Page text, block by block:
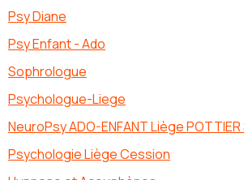
Psy Diane
Psy Enfant - Ado
Sophrologue
Psychologue-Liege
NeuroPsy ADO-ENFANT Liège
Psychologie Liège Cession